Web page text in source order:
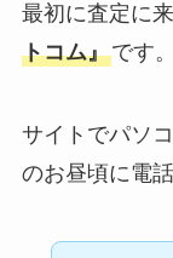
最初に査定に
トコム』です。
サイトでパソ
のお昼頃に電